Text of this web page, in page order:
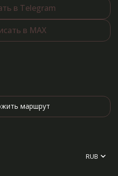
в Telegram
в MAX
маршрут
RUB